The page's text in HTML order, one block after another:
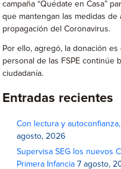
campaña “Quédate en Casa”
que mantengan las medidas
propagación del Coronavirus.
Por ello, agregó, la donación
personal de las FSPE continúe
ciudadanía.
Entradas recientes
Con lectura y
agosto, 2026
Supervisa SEG los nuevos
Primera Infancia 7 agosto,